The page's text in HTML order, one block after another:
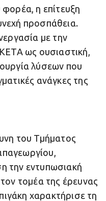
η επίτευξη
προσπάθεια.
με την
ως ουσιαστική,
λύσεων που
ανάγκες της
του Τμήματος
την εντυπωσιακή
τομέα της έρευνας
χαρακτήρισε τη